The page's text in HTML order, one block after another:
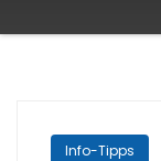
Info-Tipps